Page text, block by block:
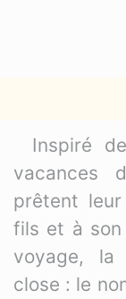
Inspiré
vacances
prêtent
fils et à son
voyage, la
close : le